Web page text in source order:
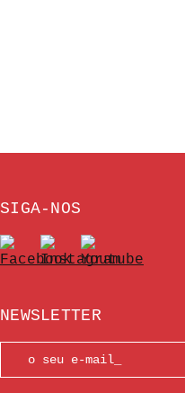
SIGA-NOS
NEWSLETTER